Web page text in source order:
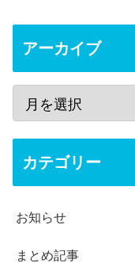
アーカイブ
カテゴリー
お知らせ
まとめ記事